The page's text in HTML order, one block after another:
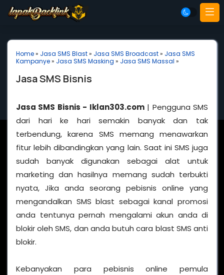
Home» Jasa SMS Blast» Jasa SMS Broadcast» Jasa SMS
Kampanye» Jasa SMS Masking » Jasa SMS Massal »
Jasa SMS Bisnis
Jasa SMS Bisnis - Iklan303.com| Pengguna SMS
dari hari ke hari semakin banyak dan tak
terbendung, karena SMS memang menawarkan
fitur lebih dibandingkan yang lain. Saat ini SMS juga
sudah banyak digunakan sebagai alat untuk
marketing dan hasilnya memang sudah terbukti
nyata, Jika anda seorang pebisnis online yang
mengandalkan SMS blast sebagai kanal promosi
anda tentunya pernah mengalami akun anda di
blokir oleh SMS, dan anda butuh cara blast SMS anti
blokir.
Kebanyakan para pebisnis online pemula